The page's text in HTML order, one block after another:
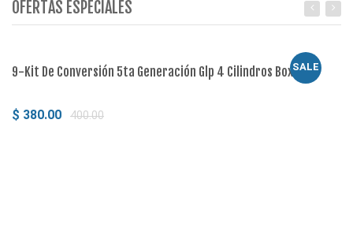
OFERTAS ESPECIALES
SALE
9-Kit De Conversión 5ta Generación Glp 4 Cilindros Boxer
$ 380.00 400.00